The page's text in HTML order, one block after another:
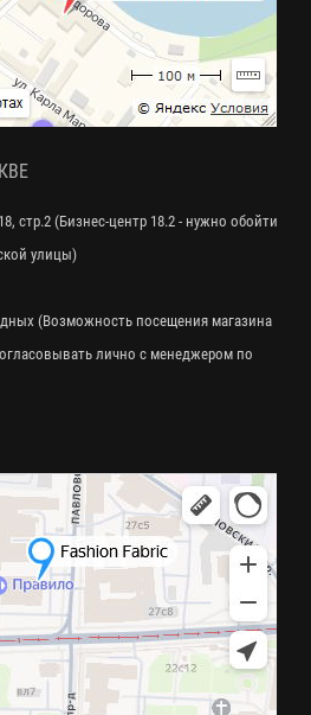
стр.2 (Бизнес-центр 18.2 - нужно обойти
улицы)
(Возможность посещения магазина
лично с менеджером по